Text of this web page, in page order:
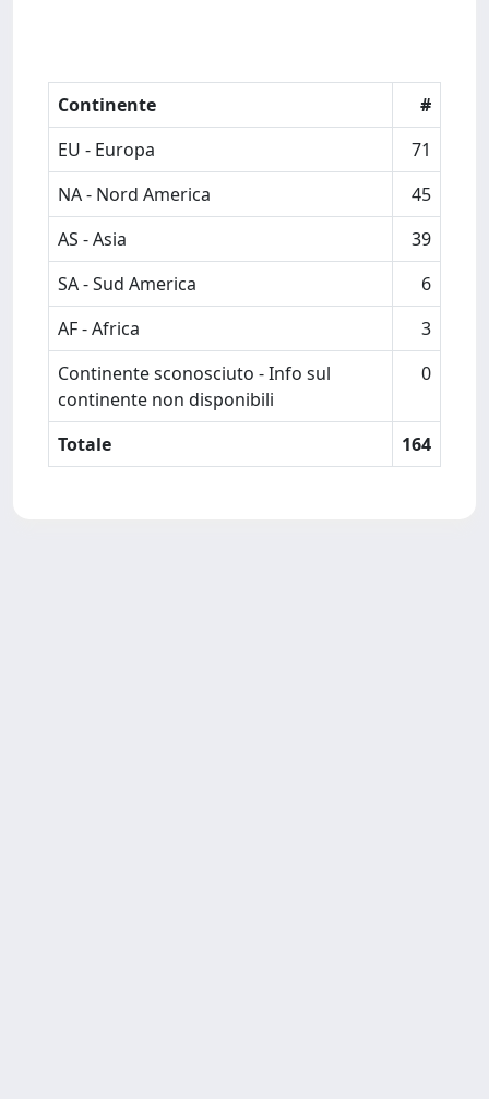
Continente
#
EU - Europa
71
NA - Nord America
45
AS - Asia
39
SA - Sud America
6
AF - Africa
3
Continente sconosciuto - Info sul
continente non disponibili
0
Totale 164